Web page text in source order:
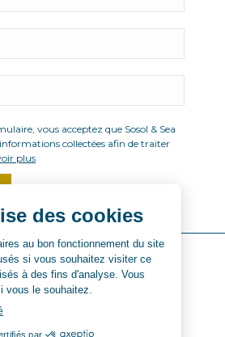
vous acceptez que Sosol & Sea
collectées afin de traiter
plus
Poush